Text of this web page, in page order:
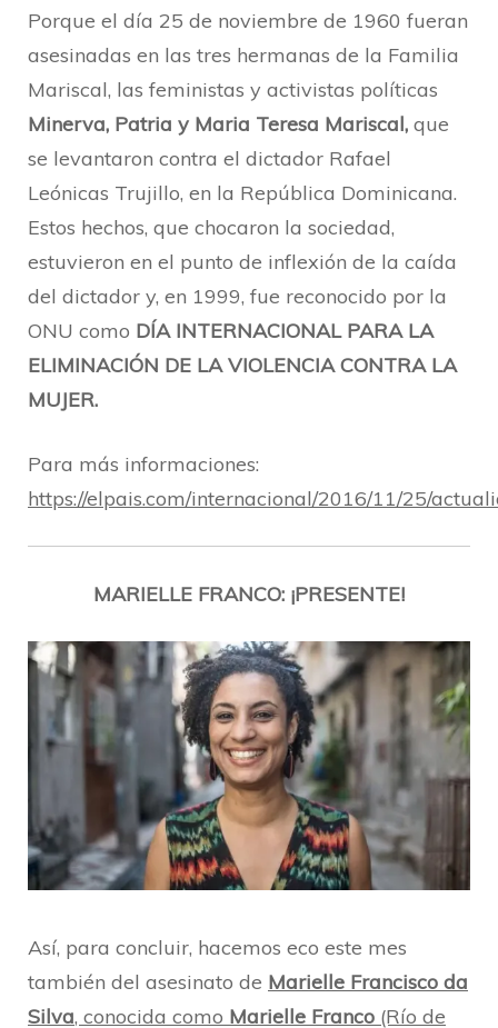
Porque el día 25 de noviembre de 1960 fueran
asesinadas en las tres hermanas de la Familia
Mariscal, las feministas y activistas políticas
Minerva, Patria y Maria Teresa Mariscal, que
se levantaron contra el dictador Rafael
Leónicas Trujillo, en la República Dominicana.
Estos hechos, que chocaron la sociedad,
estuvieron en el punto de inflexión de la caída
del dictador y, en 1999, fue reconocido por la
ONU como DÍA INTERNACIONAL PARA LA
ELIMINACIÓN DE LA VIOLENCIA CONTRA LA
MUJER.
Para más informaciones:
https://elpais.com/internacional/2016/11/25/
MARIELLE FRANCO: ¡PRESENTE!
Así, para concluir, hacemos eco este mes
también del asesinato de Marielle Francisco da
Silva, conocida como Marielle Franco (Río de